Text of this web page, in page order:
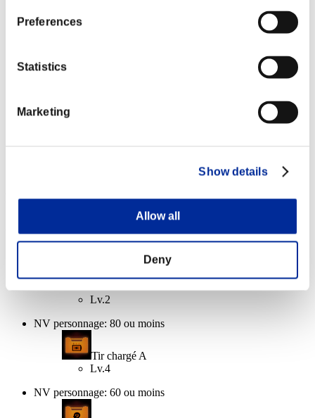
Preferences
Statistics
Marketing
Show details
Allow all
Deny
Récompenses
NV personnage: 100 ou moins
Lv.2
NV personnage: 80 ou moins
Tir chargé A
Lv.4
NV personnage: 60 ou moins